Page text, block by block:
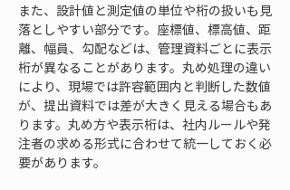
また、設計値と測定値の単位や桁の扱いも見
落としやすい部分です。座標値、標高値、距
離、幅員、勾配などは、管理資料ごとに表示
桁が異なることがあります。丸め処理の違い
により、現場では許容範囲内と判断した数値
が、提出資料では差が大きく見える場合もあ
ります。丸め方や表示桁は、社内ルールや発
注者の求める形式に合わせて統一しておく必
要があります。